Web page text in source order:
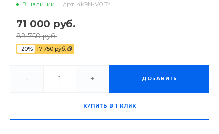
В наличии Арт. 4K9N-V0BY
71 000 руб.
88 750 руб.
-20% 17 750 руб.
- + ДОБАВИТЬ
КУПИТЬ В 1 КЛИК